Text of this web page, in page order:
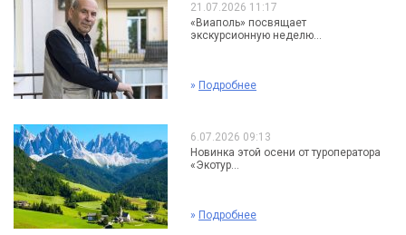
21.07.2026 11:17
«Виаполь» посвящает
экскурсионную неделю...
» Подробнее
6.07.2026 09:13
Новинка этой осени от туроператора
«Экотур...
» Подробнее